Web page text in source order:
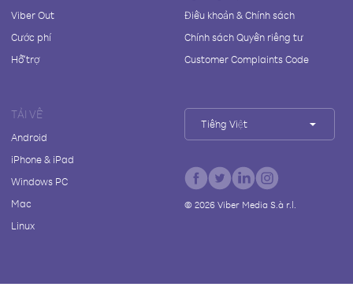
Viber Out
Cước phí
Hỗ trợ
Điều khoản & Chính sách
Chính sách Quyền riêng tư
Customer Complaints Code
TẢI VỀ
Android
iPhone & iPad
Windows PC
Mac
Linux
Tiếng Việt
© 2026Viber Media S.à r.l.